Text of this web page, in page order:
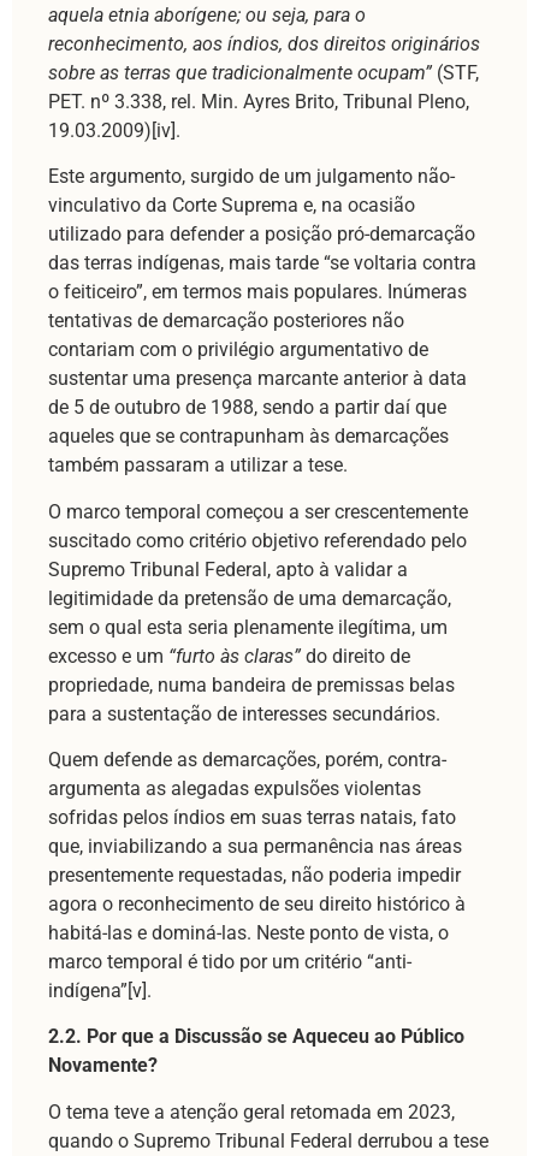
aquela etnia aborígene; ou seja, para o
reconhecimento, aos índios, dos direitos originários
sobre as terras que tradicionalmente ocupam” (STF,
PET. nº 3.338, rel. Min. Ayres Brito, Tribunal Pleno,
19.03.2009)[iv].
Este argumento, surgido de um julgamento não-
vinculativo da Corte Suprema e, na ocasião
utilizado para defender a posição pró-demarcação
das terras indígenas, mais tarde “se voltaria contra
o feiticeiro”, em termos mais populares. Inúmeras
tentativas de demarcação posteriores não
contariam com o privilégio argumentativo de
sustentar uma presença marcante anterior à data
de 5 de outubro de 1988, sendo a partir daí que
aqueles que se contrapunham às demarcações
também passaram a utilizar a tese.
O marco temporal começou a ser crescentemente
suscitado como critério objetivo referendado pelo
Supremo Tribunal Federal, apto à validar a
legitimidade da pretensão de uma demarcação,
sem o qual esta seria plenamente ilegítima, um
excesso e um “furto às claras” do direito de
propriedade, numa bandeira de premissas belas
para a sustentação de interesses secundários.
Quem defende as demarcações, porém, contra-
argumenta as alegadas expulsões violentas
sofridas pelos índios em suas terras natais, fato
que, inviabilizando a sua permanência nas áreas
presentemente requestadas, não poderia impedir
agora o reconhecimento de seu direito histórico à
habitá-las e dominá-las. Neste ponto de vista, o
marco temporal é tido por um critério “anti-
indígena”[v].
2.2. Por que a Discussão se Aqueceu ao Público
Novamente?
O tema teve a atenção geral retomada em 2023,
quando o Supremo Tribunal Federal derrubou a tese